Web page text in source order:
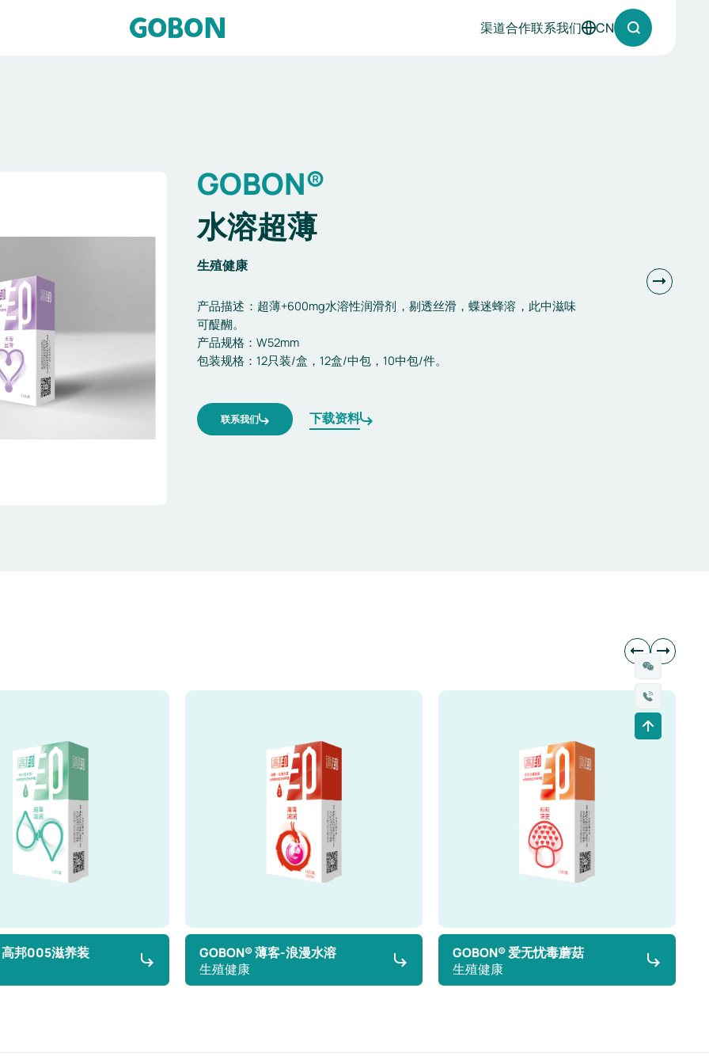
渠道合作联系我们 CN
GOBON®
水溶超薄
生殖健康
产品描述：超薄+600mg水溶性润滑剂，剔透丝滑，蝶迷蜂溶，此中滋味
可醍醐。
产品规格：W52mm
包装规格：12只装/盒，12盒/中包，10中包/件。
联系我们 下载资料
高邦005滋养装
GOBON® 薄客-浪漫水溶
生殖健康
GOBON® 爱无忧毒蘑菇
生殖健康